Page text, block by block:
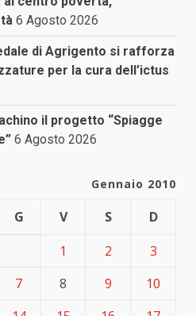
6 Agosto 2026
di Agrigento si rafforza
per la cura dell’ictus
il progetto “Spiagge
6 Agosto 2026
Gennaio 2010
G V S
D
1
2
3
7 8 9
10